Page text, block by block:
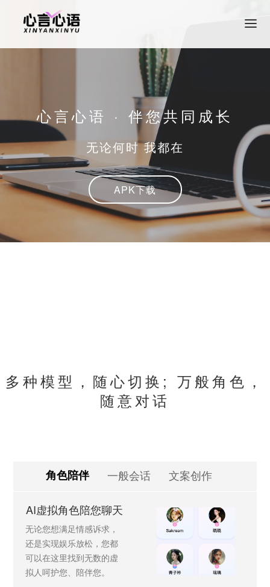
加入我们心言心语 · 伴您共同成长
无论何时 我都在
APK下载
多种模型，随心切换; 万般角色，
随意对话
角色陪伴 一般会话 文案创作
AI虚拟角色陪您聊天
无论您想满足情感诉求，
还是实现娱乐放松，您都
可以在这里找到无数的虚
拟人呵护您、陪伴您。